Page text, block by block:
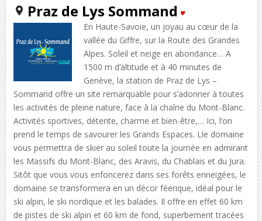
Praz de Lys Sommand
En Haute-Savoie, un joyau au cœur de la
vallée du Giffre, sur la Route des Grandes
Alpes. Soleil et neige en abondance… A
1500 m d’altitude et à 40 minutes de
Genève, la station de Praz de Lys –
Sommand offre un site remarquable pour s’adonner à toutes
les activités de pleine nature, face à la chaîne du Mont-Blanc.
Activités sportives, détente, charme et bien-être,… Ici, l’on
prend le temps de savourer les Grands Espaces. Lle domaine
vous permettra de skier au soleil toute la journée en admirant
les Massifs du Mont-Blanc, des Aravis, du Chablais et du Jura.
Sitôt que vous vous enfoncerez dans ses forêts enneigées, le
domaine se transformera en un décor féerique, idéal pour le
ski alpin, le ski nordique et les balades. Il offre en effet 60 km
de pistes de ski alpin et 60 km de fond, superbement tracées